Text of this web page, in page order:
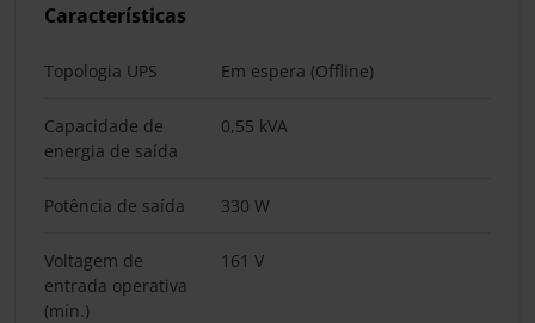
Características
Topologia UPS Em espera (Offline)
Capacidade de
energia de saída
0,55 kVA
Potência de saída 330 W
Voltagem de
entrada operativa
(mín.)
161 V